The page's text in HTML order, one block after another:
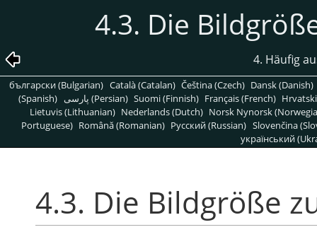
4.3. Die
4. Häufig
български (Bulgarian) Català (Catalan) Čeština (Czech) Dansk (Danish)
(Spanish)
پارسی (Persian) Suomi (Finnish) Français (French)
Lietuvis (Lithuanian) Nederlands (Dutch) Norsk Nynorsk
Portuguese) Română (Romanian) Pусский (Russian) Slovenčina
український
4.3. Die Bildgröße